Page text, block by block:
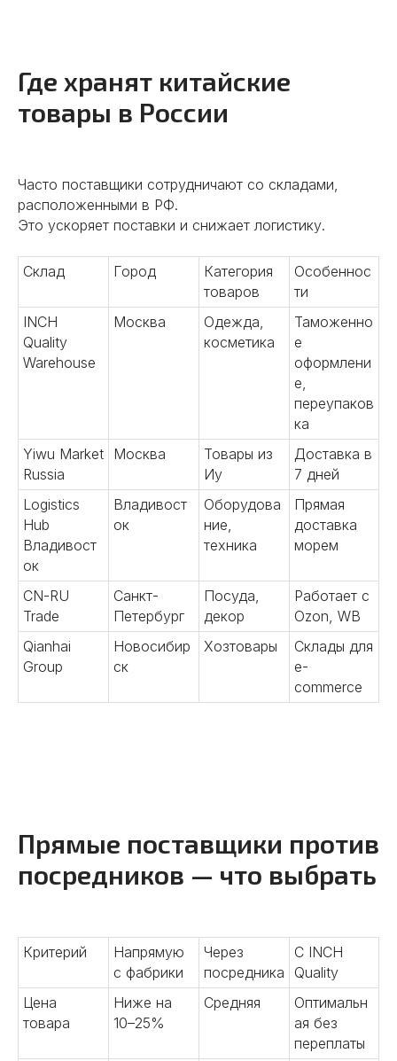
Где хранят китайские
товары в России
Часто поставщики сотрудничают со складами,
расположенными в РФ.
Это ускоряет поставки и снижает логистику.
Склад Город
Категория
товаров
Особеннос
ти
INCH
Quality
Warehouse
Москва
Одежда,
косметика
Таможенно
е
оформлени
е,
переупаков
ка
Yiwu Market
Russia
Москва
Товары из
Иу
Доставка в
7 дней
Logistics
Hub
Владивост
ок
Владивост
ок
Оборудова
ние,
техника
Прямая
доставка
морем
CN-RU
Trade
Санкт-
Петербург
Посуда,
декор
Работает с
Ozon, WB
Qianhai
Group
Новосибир
ск
Хозтовары
Склады для
e-
commerce
Прямые поставщики против
посредников — что выбрать
Критерий
Напрямую
с фабрики
Через
посредника
С INCH
Quality
Цена
товара
Ниже на
10–25%
Средняя
Оптимальн
ая без
переплаты